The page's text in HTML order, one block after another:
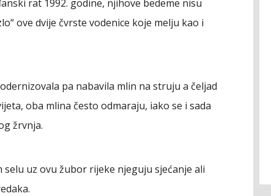
rat 1992. godine, njihove bedeme nisu
ove dvije čvrste vodenice koje melju kao i
pa nabavila mlin na struju a čeljad
oba mlina često odmaraju, iako se i sada
žrvnja.
uz ovu žubor rijeke njeguju sjećanje ali